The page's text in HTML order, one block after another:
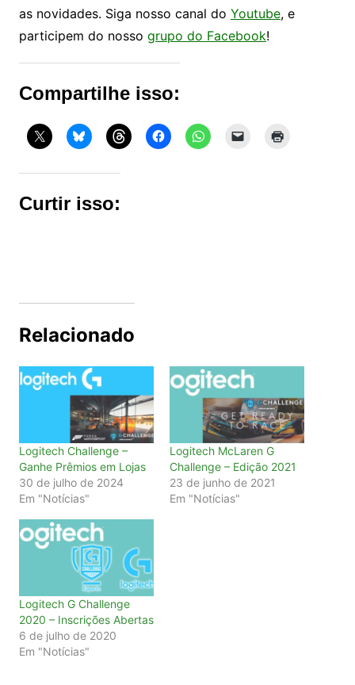
as novidades. Siga nosso canal do Youtube, e
participem do nosso grupo do Facebook!
Compartilhe isso:
Curtir isso:
Relacionado
Logitech Challenge –
Ganhe Prêmios em Lojas
30 de julho de 2024
Em "Notícias"
Logitech McLaren G
Challenge – Edição 2021
23 de junho de 2021
Em "Notícias"
Logitech G Challenge
2020 – Inscrições Abertas
6 de julho de 2020
Em "Notícias"